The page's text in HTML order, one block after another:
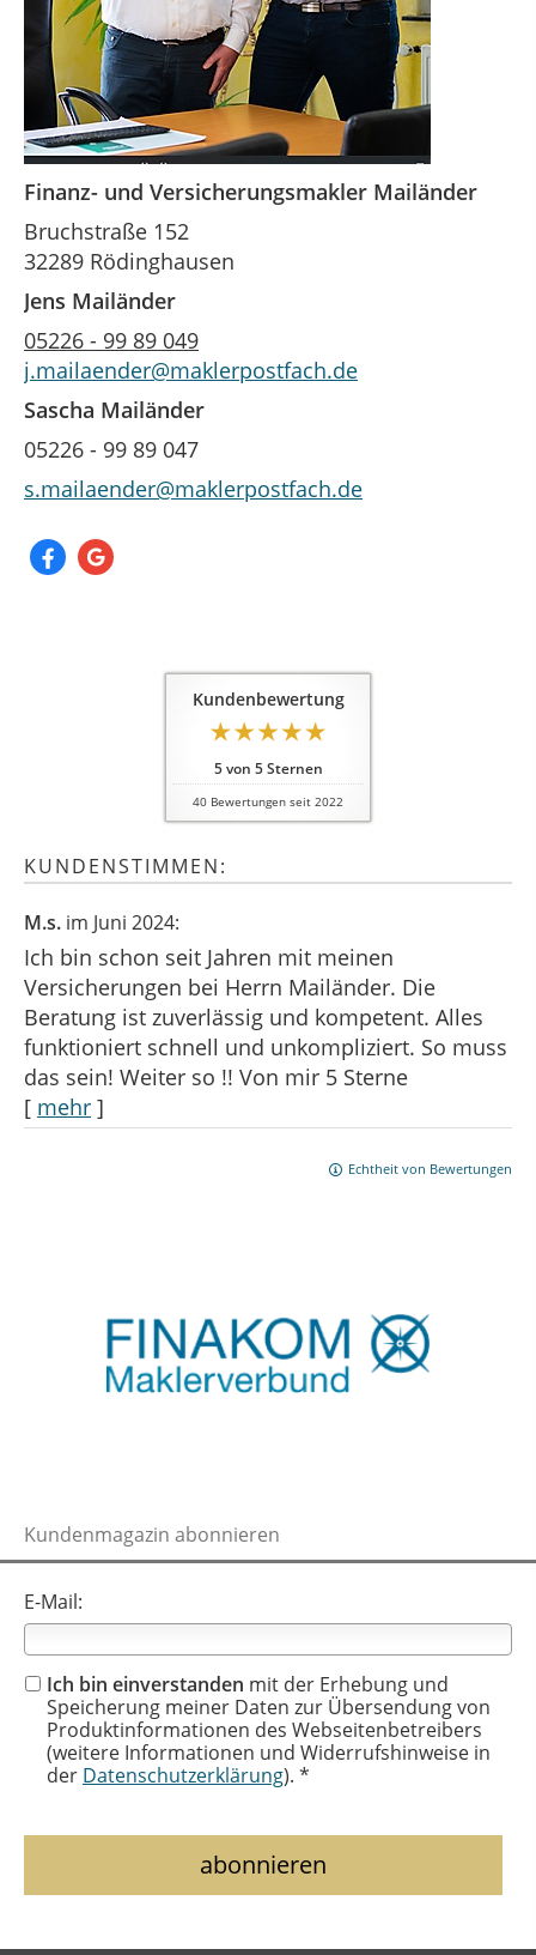
Finanz- und Versicherungsmakler Mailänder
Bruchstraße 152
32289 Rödinghausen
Jens Mailänder
05226 - 99 89 049
j.mailaender@maklerpostfach.de
Sascha Mailänder
05226 - 99 89 047
s.mailaender@maklerpostfach.de
Kundenbewertung
5von 5Sternen
40 Bewertungen seit 2022
KUNDENSTIMMEN:
M.s. im Juni 2024:
Ich bin schon seit Jahren mit meinen
Versicherungen bei Herrn Mailänder. Die
Beratung ist zuverlässig und kompetent. Alles
funktioniert schnell und unkompliziert. So muss
das sein! Weiter so !! Von mir 5 Sterne
[ mehr ]
Echtheit von Bewertungen
Kundenmagazin abonnieren
E-Mail:
Ich bin einverstanden mit der Erhebung und
Speicherung meiner Daten zur Übersendung von
Produktinformationen des Webseitenbetreibers
(weitere Informationen und Widerrufshinweise in
der Datenschutzerklärung). *